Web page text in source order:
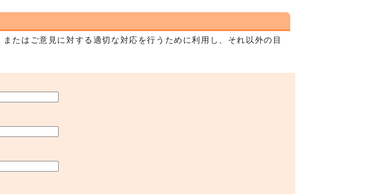
たはご意見に対する適切な対応を行うために利用し、それ以外の目